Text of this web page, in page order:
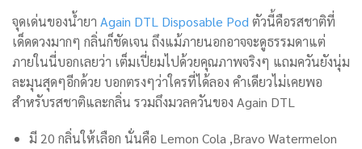
จุดเด่นของน้ำยา Again DTL Disposable Pod ตัวนี้คือรสชาติที่
เด็ดดวงมากๆ กลิ่นก็ชัดเจน ถึงแม้ภายนอกอาจจะดูธรรมดาแต่
ภายในนี่บอกเลยว่า เต็มเปี่ยมไปด้วยคุณภาพจริงๆ แถมควันยังนุ่ม
ละมุนสุดๆอีกด้วย บอกตรงๆว่าใครที่ได้ลอง คำเดียวไม่เคยพอ
สำหรับรสชาติและกลิ่น รวมถึงมวลควันของ Again DTL
มี 20 กลิ่นให้เลือก นั่นคือ Lemon Cola ,Bravo Watermelon